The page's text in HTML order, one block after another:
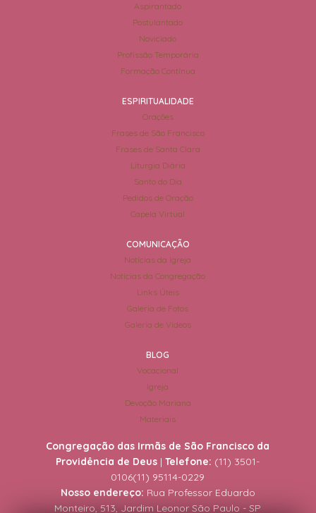
Aspirantado
Postulantado
Noviciado
Profissão Temporária
Formação Contínua
ESPIRITUALIDADE
Orações
Frases de São Francisco
Frases de Santa Clara
Liturgia Diária
Santo do Dia
Pedidos de Oração
Capela Virtual
COMUNICAÇÃO
Notícias da Igreja
Notícias da Congregação
Links Úteis
Galeria de Fotos
Galeria de Vídeos
BLOG
Vocacional
Igreja
Devoção Mariana
Materiais
Congregação das Irmãs de São Francisco da
Providência de Deus |Telefone: (11) 3501-
0106(11) 95114-0229
Nosso endereço: Rua Professor Eduardo
Monteiro, 513, Jardim Leonor São Paulo - SP